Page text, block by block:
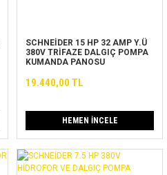
SCHNEİDER 15 HP 32 AMP Y.Ü
380V TRİFAZE DALGIÇ POMPA
KUMANDA PANOSU
19.440,00 TL
HEMEN İNCELE